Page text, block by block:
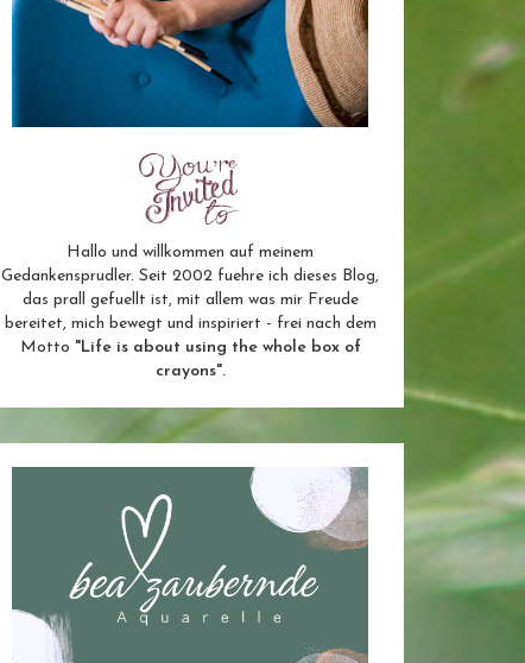
Hallo und willkommen auf meinem
Gedankensprudler. Seit 2002 fuehre ich dieses Blog,
das prall gefuellt ist, mit allem was mir Freude
bereitet, mich bewegt und inspiriert - frei nach dem
Motto "Life is about using the whole box of
crayons".